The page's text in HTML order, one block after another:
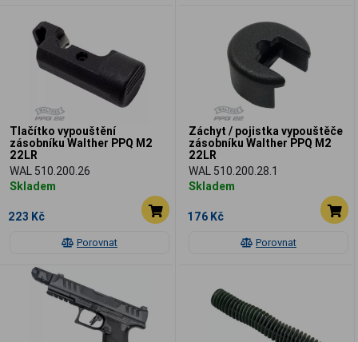
Porovnat
Tlačítko vypouštění
zásobníku Walther PPQ M2
22LR
WAL 510.200.26
Skladem
223 Kč
Porovnat
Záchyt / pojistka vypouštěče
zásobníku Walther PPQ M2
22LR
WAL 510.200.28.1
Skladem
176 Kč